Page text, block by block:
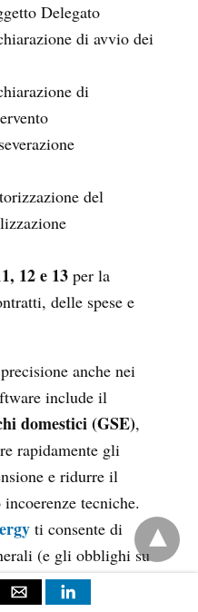
Delegato
di avvio dei
di
del
12 e 13 per la
delle spese e
anche nei
include il
domestici (GSE),
rapidamente gli
e ridurre il
tecniche.
ti consente di
(e gli obblighi su
causa di rigetto a